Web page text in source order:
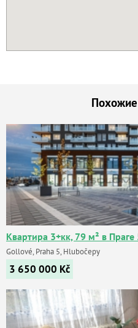
Квартира 3+кк, 79 м² в Праге
Gollové, Praha 5, Hlubočepy
3 650 000 Kč